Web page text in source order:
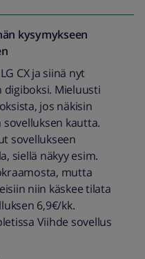
kysymykseen
CX ja siinä nyt
digiboksi. Mieluusti
jos näkisin
kautta.
sovellukseen
siellä näkyy esim.
mutta
niin käskee tilata
6,9€/kk.
Viihde sovellus